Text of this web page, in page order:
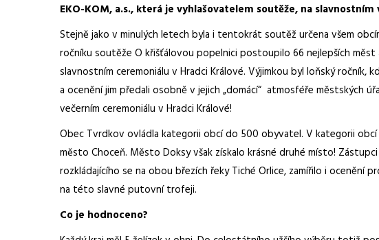
EKO-KOM, a.s., která je vyhlašovatelem soutěže, na
Stejně jako v minulých letech byla i tentokrát soutěž určena všem
ročníku soutěže O křišťálovou popelnici postoupilo 66 nejlepších
slavnostním ceremoniálu v Hradci Králové. Výjimkou byl loňský
a ocenění jim předali osobně v jejich „domácí“ atmosféře městských
večerním ceremoniálu v Hradci Králové!
Obec Tvrdkov ovládla kategorii obcí do 500 obyvatel. V kategorii
město Choceň. Město Doksy však získalo krásné druhé místo!
rozkládajícího se na obou březích řeky Tiché Orlice, zamířilo i
na této slavné putovní trofeji.
Co je hodnoceno?